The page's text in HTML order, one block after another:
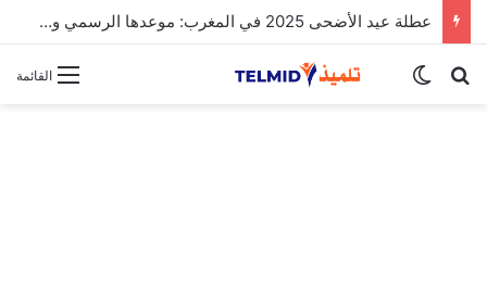
الحركة الانتقالية الوطنية لهيئة التدريس 2025
القائمة بحث عنالوضع المظلم